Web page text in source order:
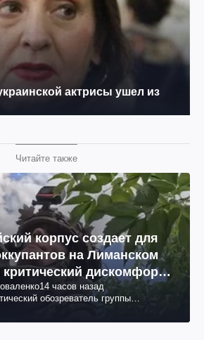
Читайте также
корпус создает для
на Лиманском
дискомфорт:
14 часов назад
обозреватель группы